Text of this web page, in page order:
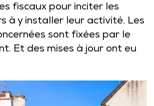
fiscaux pour inciter les
à y installer leur activité. Les
sont fixées par le
Et des mises à jour ont eu